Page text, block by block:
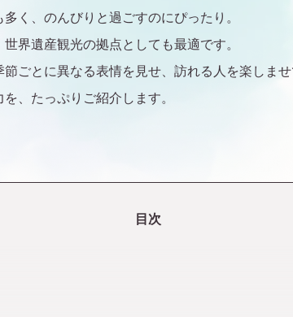
く、のんびりと過ごすのにぴったり。
界遺産観光の拠点としても最適です。
ごとに異なる表情を見せ、訪れる人を楽しませ
、たっぷりご紹介します。
目次